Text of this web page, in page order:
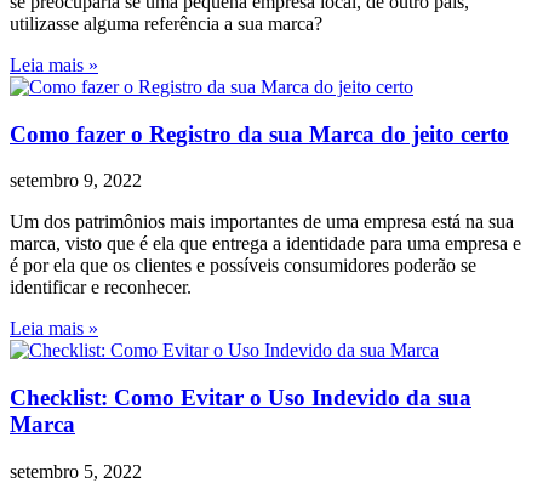
utilizasse alguma referência a sua marca?
Leia mais »
Como fazer o Registro da sua Marca do jeito certo
setembro 9, 2022
Um dos patrimônios mais importantes de uma empresa está na sua
marca, visto que é ela que entrega a identidade para uma empresa e
é por ela que os clientes e possíveis consumidores poderão se
identificar e reconhecer.
Leia mais »
Checklist: Como Evitar o Uso Indevido da sua
Marca
setembro 5, 2022